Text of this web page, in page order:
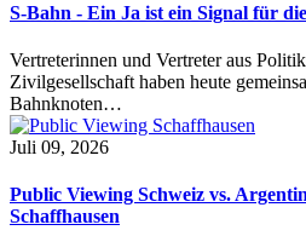
S-Bahn - Ein Ja ist ein Signal für
Vertreterinnen und Vertreter aus
Zivilgesellschaft haben heute
Bahnknoten…
Juli 09, 2026
Public Viewing Schweiz vs.
Schaffhausen